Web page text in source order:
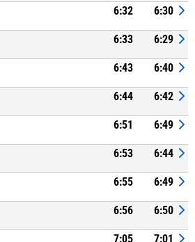
6:32 6:30
6:33 6:29
6:43 6:40
6:44 6:42
6:51 6:49
6:53 6:44
6:55 6:49
6:56 6:50
7:05 7:01